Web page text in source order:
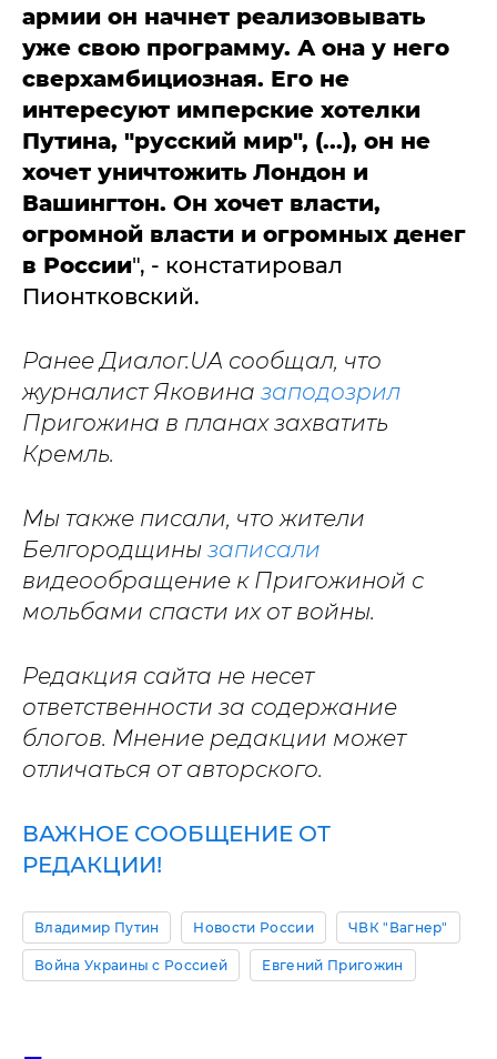
армии он начнет реализовывать
уже свою программу. А она у него
сверхамбициозная. Его не
интересуют имперские хотелки
Путина, "русский мир", (...), он не
хочет уничтожить Лондон и
Вашингтон. Он хочет власти,
огромной власти и огромных денег
в России", - констатировал
Пионтковский.
Ранее Диалог.UA сообщал, что
журналист Яковина заподозрил
Пригожина в планах захватить
Кремль.
Мы также писали, что жители
Белгородщины записали
видеообращение к Пригожиной с
мольбами спасти их от войны.
Редакция сайта не несет
ответственности за содержание
блогов. Мнение редакции может
отличаться от авторского.
ВАЖНОЕ СООБЩЕНИЕ ОТ
РЕДАКЦИИ!
Владимир Путин Новости России ЧВК "Вагнер"
Война Украины с Россией Евгений Пригожин